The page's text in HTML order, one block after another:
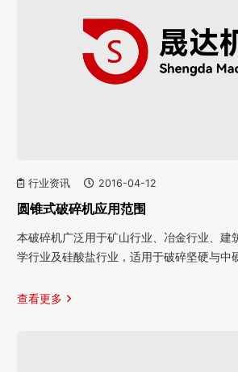
行业资讯 2016-04-12
圆锥式破碎机应用范围
本破碎机广泛用于矿山行业、冶金行业、建
学行业及硅酸盐行业，适用于破碎坚硬与中
查看更多